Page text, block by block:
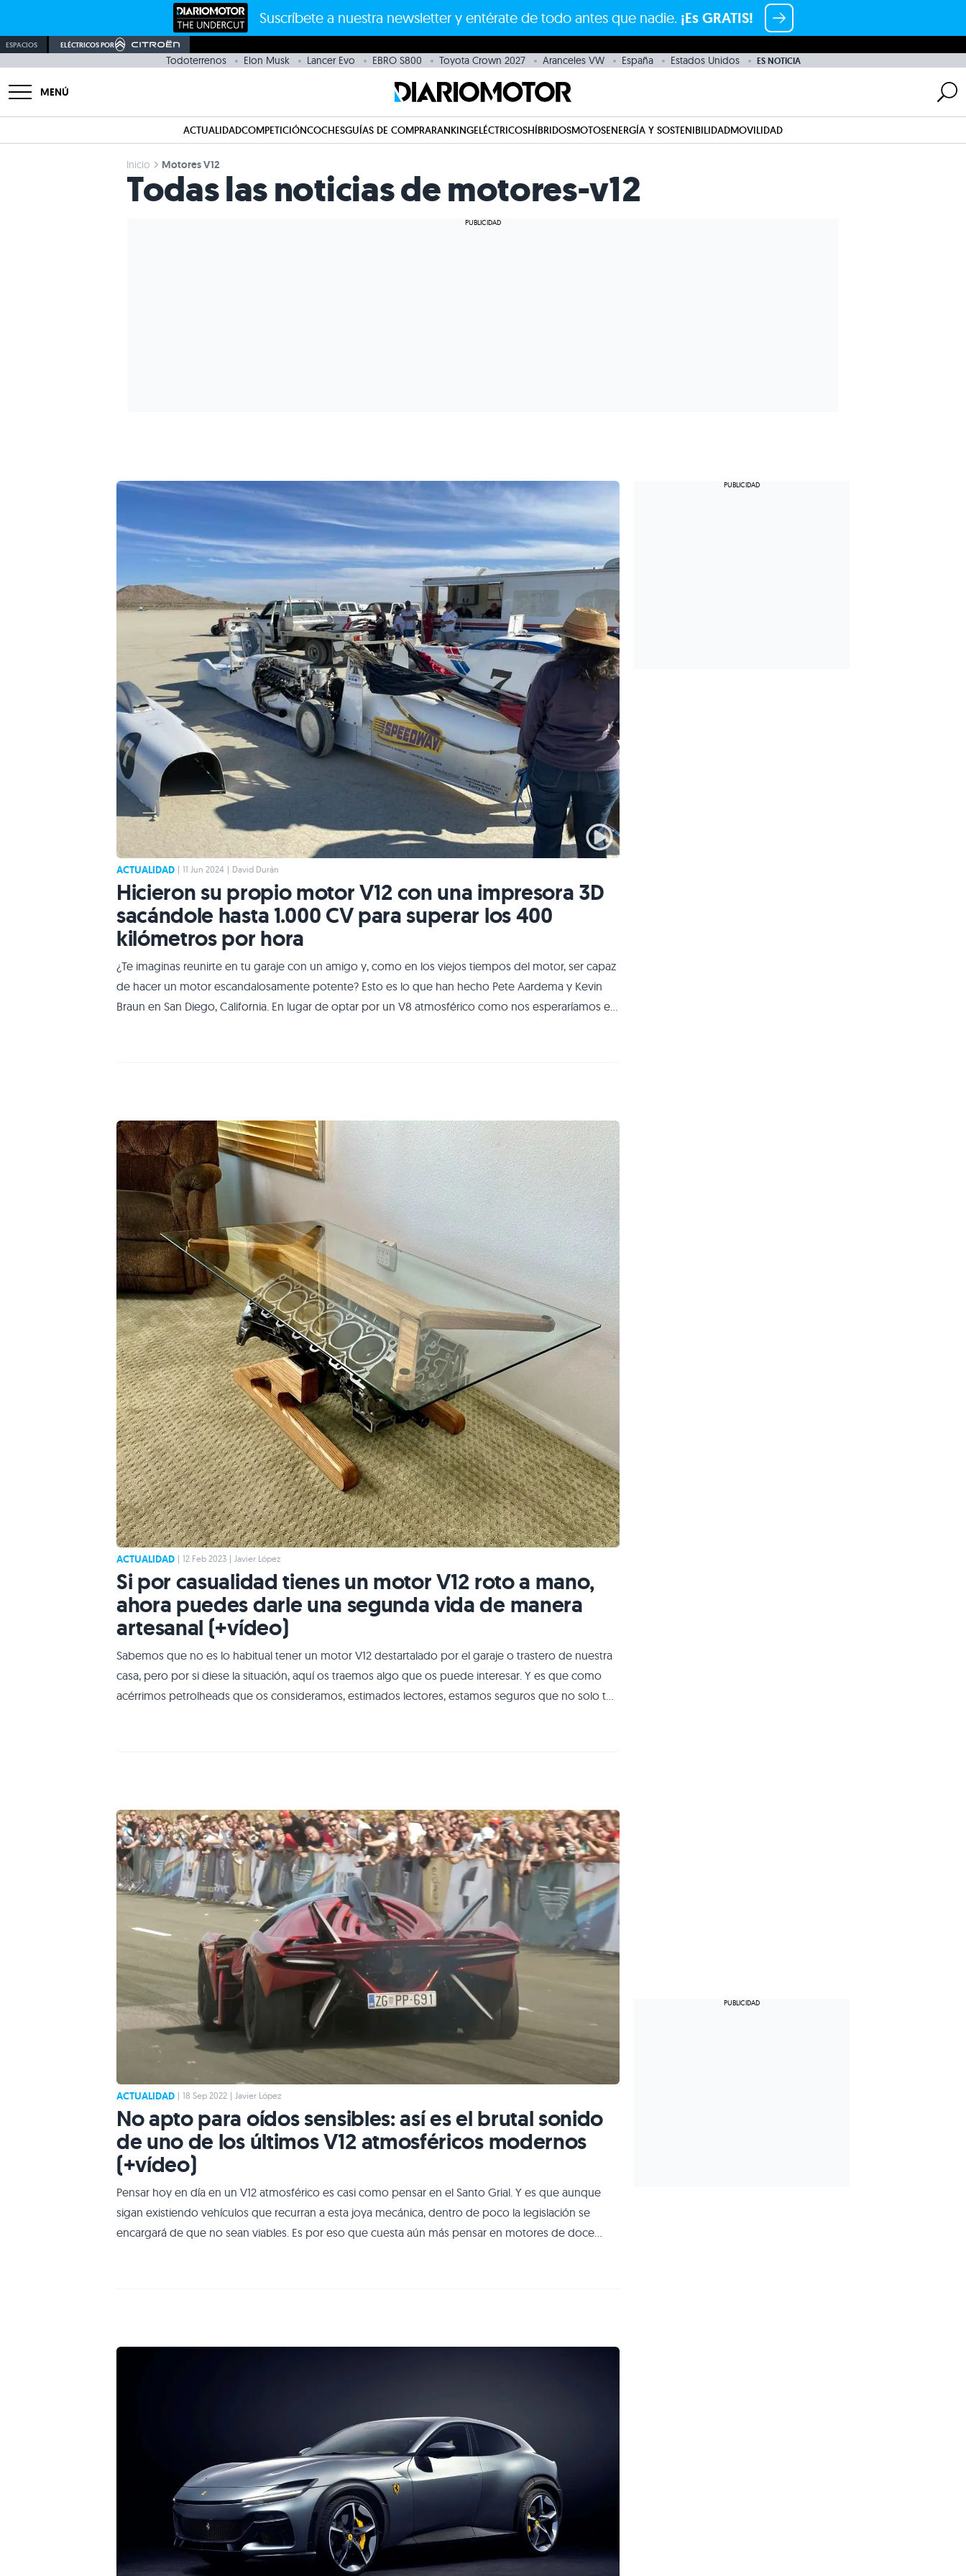
Suscríbete a nuestra newsletter y entérate de todo antes que nadie. ¡Es GRATIS!
ESPACIOS ELÉCTRICOS POR
Todoterrenos Elon Musk Lancer Evo EBRO S800 Toyota Crown 2027 Aranceles VW España Estados Unidos ES NOTICIA
MENÚ
ACTUALIDADCOMPETICIÓNCOCHESGUÍAS DE COMPRARANKINGELÉCTRICOSHÍBRIDOSMOTOSENERGÍA Y SOSTENIBILIDADMOVILIDAD
Inicio Motores V12
Todas las noticias de motores-v12
ACTUALIDAD | 11 Jun 2024 | David Durán
Hicieron su propio motor V12 con una impresora 3D
sacándole hasta 1.000 CV para superar los 400
kilómetros por hora
¿Te imaginas reunirte en tu garaje con un amigo y, como en los viejos tiempos del motor, ser capaz
de hacer un motor escandalosamente potente? Esto es lo que han hecho Pete Aardema y Kevin
Braun en San Diego, California. En lugar de optar por un V8 atmosférico como nos esperaríamos en
ACTUALIDAD | 12 Feb 2023 | Javier López
Si por casualidad tienes un motor V12 roto a mano,
ahora puedes darle una segunda vida de manera
artesanal (+vídeo)
Sabemos que no es lo habitual tener un motor V12 destartalado por el garaje o trastero de nuestra
casa, pero por si diese la situación, aquí os traemos algo que os puede interesar. Y es que como
acérrimos petrolheads que os consideramos, estimados lectores, estamos seguros que no solo te
ACTUALIDAD | 18 Sep 2022 | Javier López
No apto para oídos sensibles: así es el brutal sonido
de uno de los últimos V12 atmosféricos modernos
(+vídeo)
Pensar hoy en día en un V12 atmosférico es casi como pensar en el Santo Grial. Y es que aunque
sigan existiendo vehículos que recurran a esta joya mecánica, dentro de poco la legislación se
encargará de que no sean viables. Es por eso que cuesta aún más pensar en motores de doce